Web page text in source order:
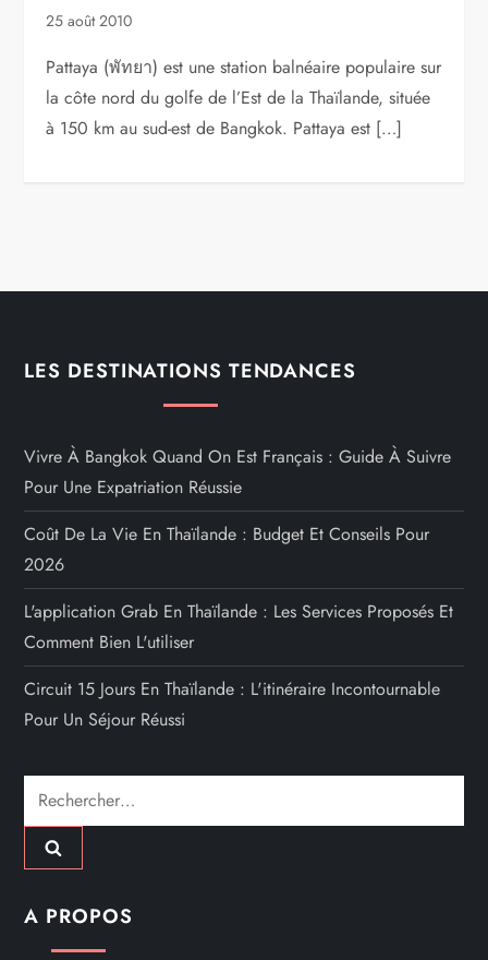
25 août 2010
Pattaya (พัทยา) est une station balnéaire populaire sur
la côte nord du golfe de l’Est de la Thaïlande, située
à 150 km au sud-est de Bangkok. Pattaya est […]
LES DESTINATIONS TENDANCES
Vivre À Bangkok Quand On Est Français : Guide À Suivre
Pour Une Expatriation Réussie
Coût De La Vie En Thaïlande : Budget Et Conseils Pour
2026
L'application Grab En Thaïlande : Les Services Proposés Et
Comment Bien L'utiliser
Circuit 15 Jours En Thaïlande : L'itinéraire Incontournable
Pour Un Séjour Réussi
Rechercher :
A PROPOS